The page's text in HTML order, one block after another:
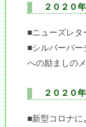
２０２０
■ニューズレ
■シルバーバ
への励ましの
２０２０
■新型コロナに